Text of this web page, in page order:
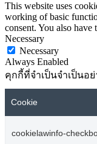
This website uses
working of basic
consent. You also
Necessary
Necessary
Always Enabled
คุกกี้ที่จำเป็นจำเป็นอ
Cookie
cookielawinfo-